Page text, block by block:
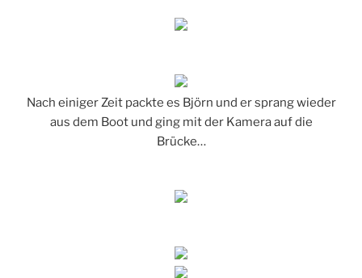
Nach einiger Zeit packte es Björn und er sprang wieder
aus dem Boot und ging mit der Kamera auf die
Brücke…